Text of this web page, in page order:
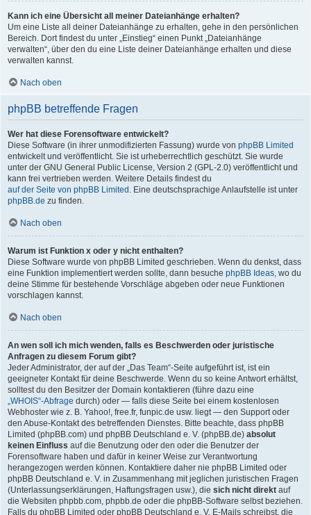
Kann ich eine Übersicht all meiner Dateianhänge erhalten?
Um eine Liste all deiner Dateianhänge zu erhalten, gehe in den persönlichen
Bereich. Dort findest du unter „Einstieg“ einen Punkt „Dateianhänge
verwalten“, über den du eine Liste deiner Dateianhänge erhalten und diese
verwalten kannst.
Nach oben
phpBB betreffende Fragen
Wer hat diese Forensoftware entwickelt?
Diese Software (in ihrer unmodifizierten Fassung) wurde von phpBB Limited
entwickelt und veröffentlicht. Sie ist urheberrechtlich geschützt. Sie wurde
unter der GNU General Public License, Version 2 (GPL-2.0) veröffentlicht und
kann frei vertrieben werden. Weitere Details findest du
auf der Seite von phpBB Limited . Eine deutschsprachige Anlaufstelle ist unter
phpBB.de zu finden.
Nach oben
Warum ist Funktion x oder y nicht enthalten?
Diese Software wurde von phpBB Limited geschrieben. Wenn du denkst, dass
eine Funktion implementiert werden sollte, dann besuche phpBB Ideas, wo du
deine Stimme für bestehende Vorschläge abgeben oder neue Funktionen
vorschlagen kannst.
Nach oben
An wen soll ich mich wenden, falls es Beschwerden oder juristische
Anfragen zu diesem Forum gibt?
Jeder Administrator, der auf der „Das Team“-Seite aufgeführt ist, ist ein
geeigneter Kontakt für deine Beschwerde. Wenn du so keine Antwort erhältst,
solltest du den Besitzer der Domain kontaktieren (führe dazu eine
„WHOIS“-Abfrage durch) oder — falls diese Seite bei einem kostenlosen
Webhoster wie z. B. Yahoo!, free.fr, funpic.de usw. liegt — den Support oder
den Abuse-Kontakt des betreffenden Dienstes. Bitte beachte, dass phpBB
Limited (phpBB.com) und phpBB Deutschland e. V. (phpBB.de) absolut
keinen Einfluss auf die Benutzung oder den oder die Benutzer der
Forensoftware haben und dafür in keiner Weise zur Verantwortung
herangezogen werden können. Kontaktiere daher nie phpBB Limited oder
phpBB Deutschland e. V. in Zusammenhang mit jeglichen juristischen Fragen
(Unterlassungserklärungen, Haftungsfragen usw.), die sich nicht direkt auf
die Websiten phpbb.com, phpbb.de oder die phpBB-Software selbst beziehen.
Falls du phpBB Limited oder phpBB Deutschland e. V. E-Mails schreibst, die